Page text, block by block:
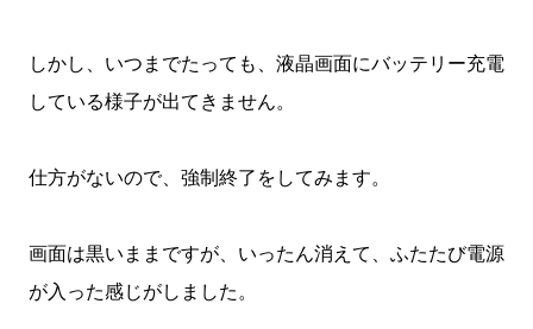
しかし、いつまでたっても、液晶画面にバッテリー充電
している様子が出てきません。
仕方がないので、強制終了をしてみます。
画面は黒いままですが、いったん消えて、ふたたび電源
が入った感じがしました。